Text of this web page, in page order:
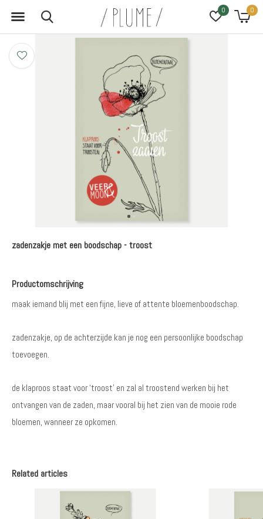
0 0
zadenzakje met een boodschap - troost
Productomschrijving
maak iemand blij met een fijne, lieve of attente bloemenboodschap.
zadenzakje, op de achterzijde kan je nog een persoonlijke boodschap
toevoegen.
de klaproos staat voor ‘troost’ en zal al troostend werken bij het
ontvangen van de zaden, maar vooral bij het zien van de mooie rode
bloemen, wanneer ze opkomen.
Related articles